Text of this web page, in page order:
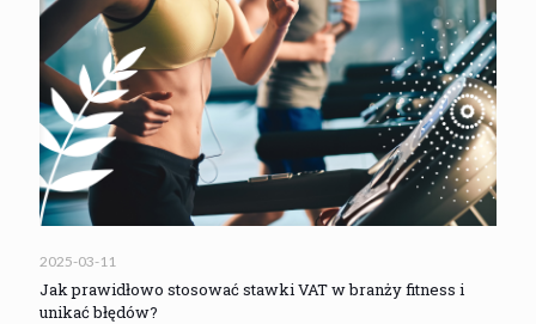
2025-03-11
Jak prawidłowo stosować stawki VAT w branży fitness i
unikać błędów?